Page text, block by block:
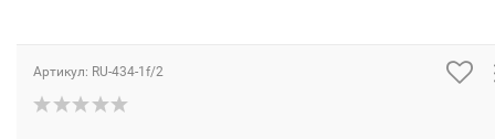
Артикул: RU-434-1f/2